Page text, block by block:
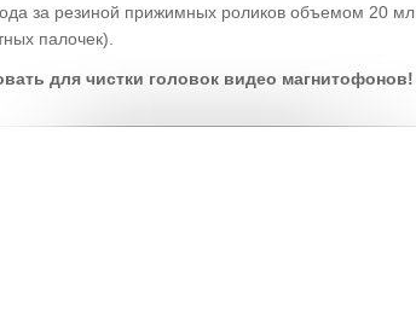
за резиной прижимных роликов объемом 20 мл.
палочек).
для чистки головок видео магнитофонов!